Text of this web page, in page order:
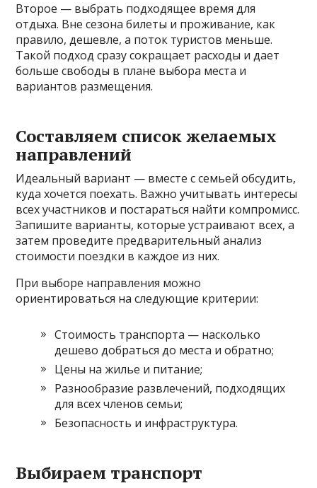
Второе — выбрать подходящее время для
отдыха. Вне сезона билеты и проживание, как
правило, дешевле, а поток туристов меньше.
Такой подход сразу сокращает расходы и дает
больше свободы в плане выбора места и
вариантов размещения.
Составляем список желаемых
направлений
Идеальный вариант — вместе с семьей обсудить,
куда хочется поехать. Важно учитывать интересы
всех участников и постараться найти компромисс.
Запишите варианты, которые устраивают всех, а
затем проведите предварительный анализ
стоимости поездки в каждое из них.
При выборе направления можно
ориентироваться на следующие критерии:
Стоимость транспорта — насколько
дешево добраться до места и обратно;
Цены на жилье и питание;
Разнообразие развлечений, подходящих
для всех членов семьи;
Безопасность и инфраструктура.
Выбираем транспорт